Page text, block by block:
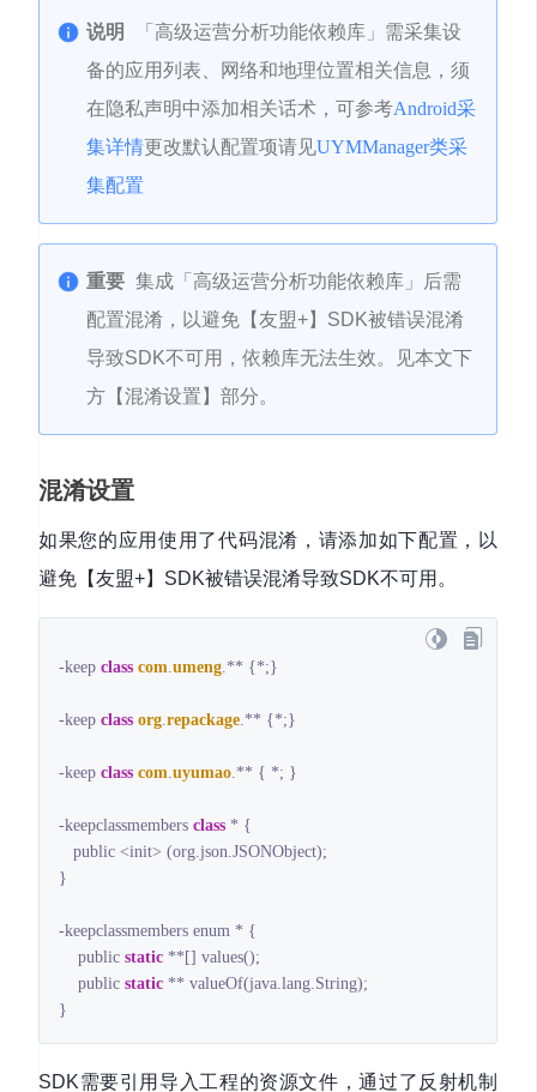
说明
「高级运营分析功能依赖库」需采集设
备的应用列表、网络和地理位置相关信息，须
在隐私声明中添加相关话术，可参考Android采
集详情更改默认配置项请见UYMManager类采
集配置
重要 集成「高级运营分析功能依赖库」后需
配置混淆，以避免【友盟+】SDK被错误混淆
导致SDK不可用，依赖库无法生效。见本文下
方【混淆设置】部分。
混淆设置
如果您的应用使用了代码混淆，请添加如下配置，以
避免【友盟+】SDK被错误混淆导致SDK不可用。
-keep class com umeng .** {*;}
-keep class org repackage .** {*;}
-keep class com uyumao .** { *; }
-keepclassmembers class * {
}
-keepclassmembers enum * {
    public
static **[] values();
    public
static ** valueOf(java.lang.String);
}
SDK需要引用导入工程的资源文件，通过了反射机制